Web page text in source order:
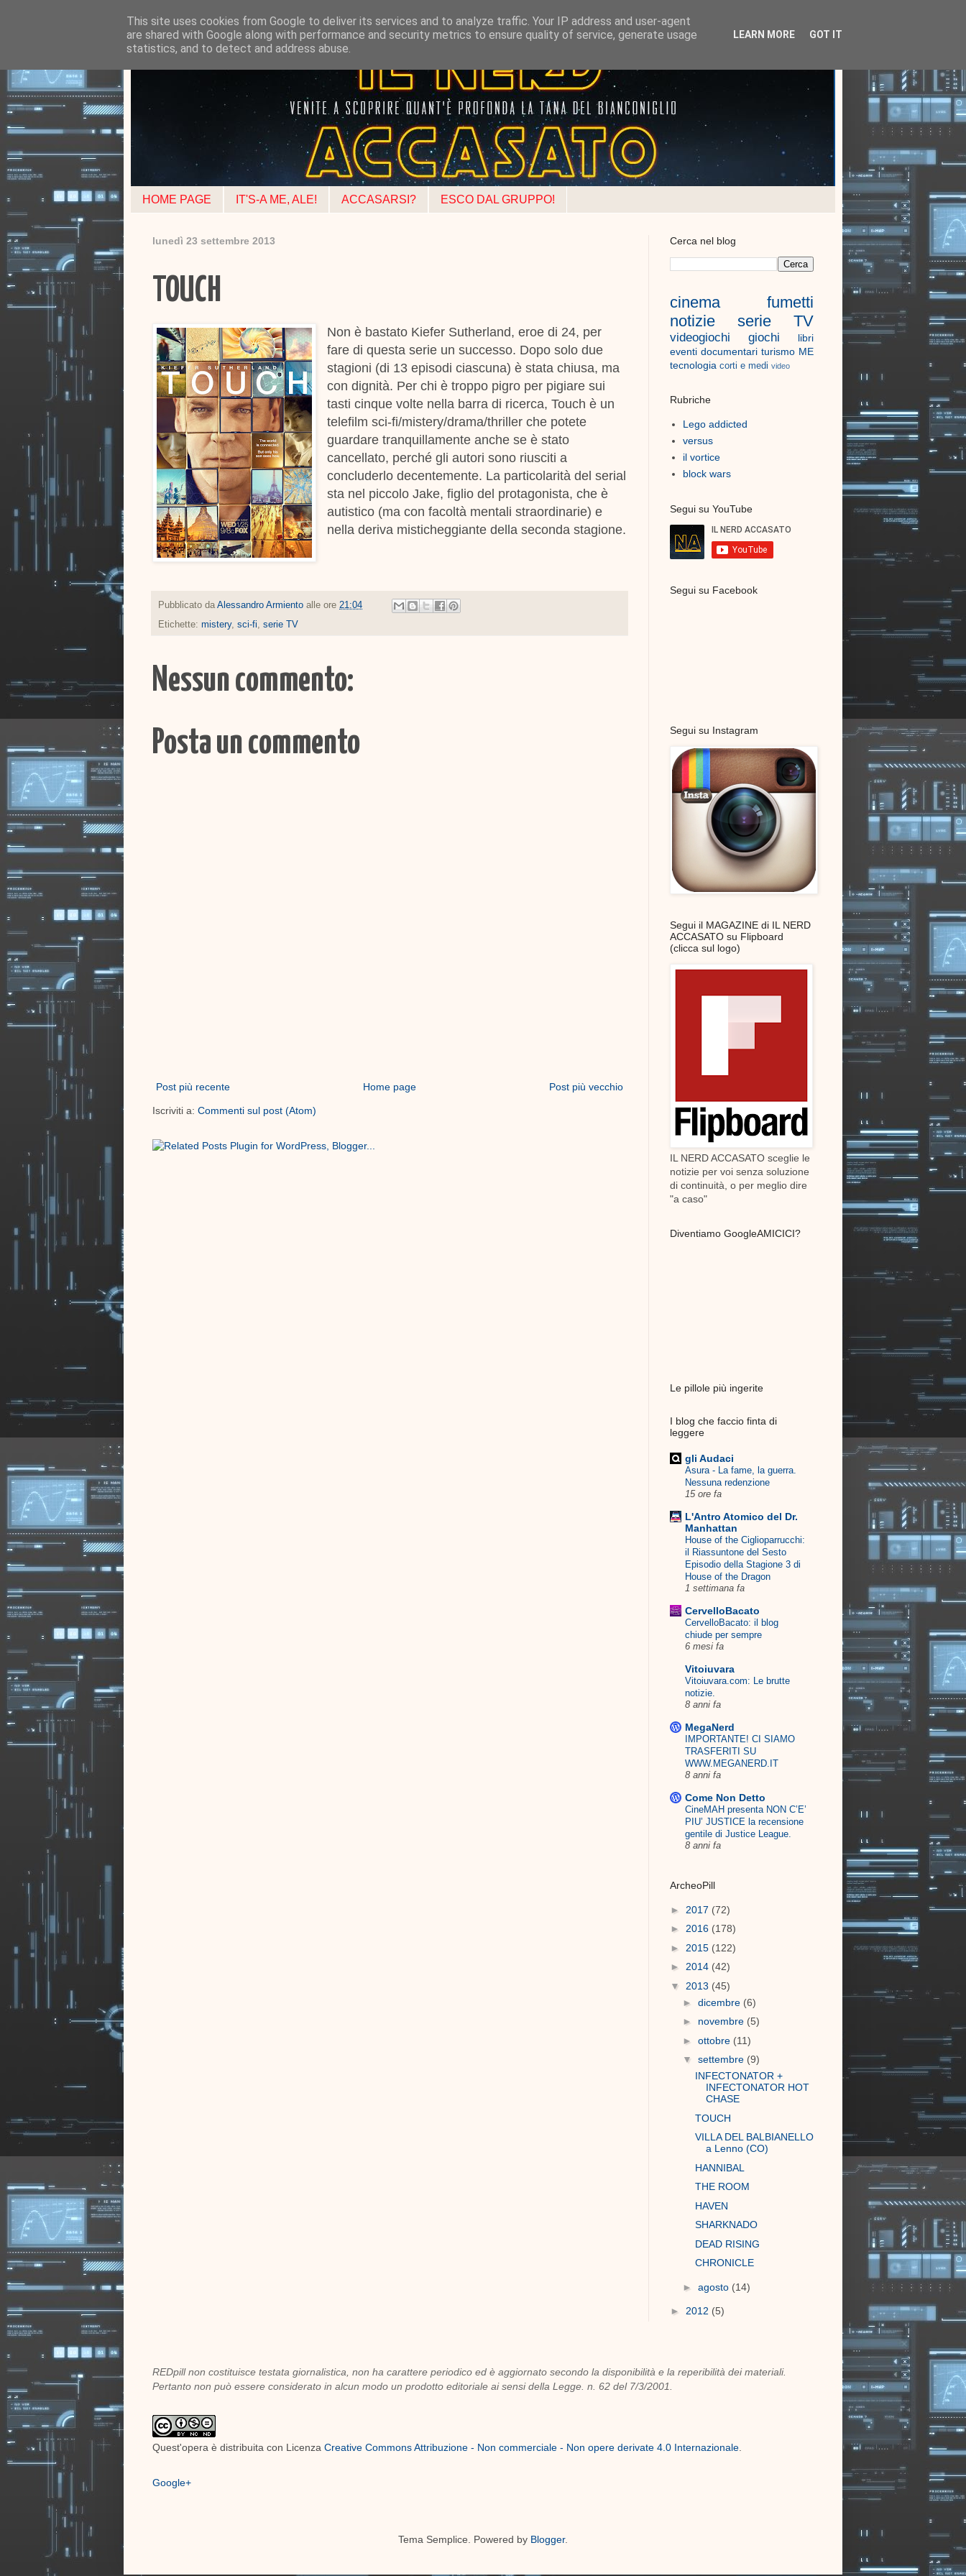
HOME PAGE IT'S-A ME, ALE! ACCASARSI? ESCO DAL GRUPPO!
lunedì 23 settembre 2013
TOUCH
Non è bastato Kiefer Sutherland, eroe di 24, per
fare di questa serie un successo. Dopo solo due
stagioni (di 13 episodi ciascuna) è stata chiusa, ma
con dignità. Per chi è troppo pigro per pigiare sui
tasti cinque volte nella barra di ricerca, Touch è un
telefilm sci-fi/mistery/drama/thriller che potete
guardare tranquillamente anche se è stato
cancellato, perché gli autori sono riusciti a
concluderlo decentemente. La particolarità del serial
sta nel piccolo Jake, figlio del protagonista, che è
autistico (ma con facoltà mentali straordinarie) e
nella deriva misticheggiante della seconda stagione.
Pubblicato da Alessandro Armiento alle ore 21:04
Etichette: mistery, sci-fi, serie TV
Nessun commento:
Posta un commento
Post più recente Post più vecchio
Home page
Iscriviti a: Commenti sul post (Atom)
Cerca nel blog
cinema
fumetti
notizie
serie TV
videogiochi giochi
libri
eventi documentari turismo ME
tecnologia corti e medi video
Rubriche
Lego addicted
versus
il vortice
block wars
Segui su YouTube
Segui su Facebook
Segui su Instagram
Segui il MAGAZINE di IL NERD
ACCASATO su Flipboard
(clicca sul logo)
IL NERD ACCASATO sceglie le
notizie per voi senza soluzione
di continuità, o per meglio dire
"a caso"
Diventiamo GoogleAMICICI?
Le pillole più ingerite
I blog che faccio finta di
leggere
gli Audaci
Asura - La fame, la guerra.
Nessuna redenzione
15 ore fa
L'Antro Atomico del Dr.
Manhattan
House of the Ciglioparrucchi:
il Riassuntone del Sesto
Episodio della Stagione 3 di
House of the Dragon
1 settimana fa
CervelloBacato
CervelloBacato: il blog
chiude per sempre
6 mesi fa
Vitoiuvara
Vitoiuvara.com: Le brutte
notizie.
8 anni fa
MegaNerd
IMPORTANTE! CI SIAMO
TRASFERITI SU
WWW.MEGANERD.IT
8 anni fa
Come Non Detto
CineMAH presenta NON C’E’
PIU’ JUSTICE la recensione
gentile di Justice League.
8 anni fa
ArcheoPill
► 2017 (72)
► 2016 (178)
► 2015 (122)
► 2014 (42)
▼ 2013 (45)
► dicembre (6)
► novembre (5)
► ottobre (11)
▼ settembre (9)
INFECTONATOR +
INFECTONATOR HOT
CHASE
TOUCH
VILLA DEL BALBIANELLO
a Lenno (CO)
HANNIBAL
THE ROOM
HAVEN
SHARKNADO
DEAD RISING
CHRONICLE
► agosto (14)
► 2012 (5)
REDpill non costituisce testata giornalistica, non ha carattere periodico ed è aggiornato secondo la disponibilità e la reperibilità dei materiali.
Pertanto non può essere considerato in alcun modo un prodotto editoriale ai sensi della Legge. n. 62 del 7/3/2001.
Quest'opera è distribuita con Licenza Creative Commons Attribuzione - Non commerciale - Non opere derivate 4.0 Internazionale
Google+
Tema Semplice. Powered by Blogger.
This site uses cookies from Google to deliver its services and to analyze traffic. Your IP address and user-agent
are shared with Google along with performance and security metrics to ensure quality of service, generate usage
statistics, and to detect and address abuse.
LEARN MORE GOT IT